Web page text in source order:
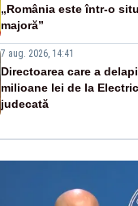
„România este într-o
majoră”
7 aug. 2026, 14:41
Directoarea care a
milioane lei de la
judecată